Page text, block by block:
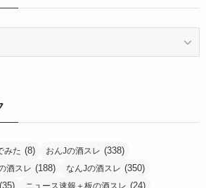
みた (8) おんJの酒スレ (338)
酒スレ (188) なんJの酒スレ (350)
(35) ニュース速報＋板の酒スレ (24)